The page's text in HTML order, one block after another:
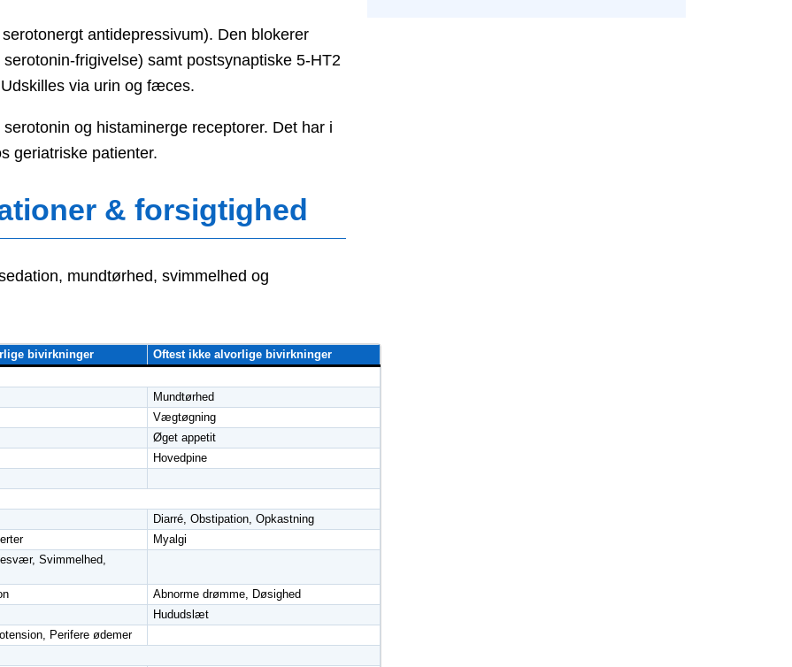
antidepressivum). Den blokerer
frigivelse) samt postsynaptiske 5-HT2
via urin og fæces.
og histaminerge receptorer. Det har i
geriatriske patienter.
& forsigtighed
mundtørhed, svimmelhed og
bivirkninger
Oftest ikke alvorlige bivirkninger
Mundtørhed
Vægtøgning
Øget appetit
Hovedpine
Diarré, Obstipation, Opkastning
Myalgi
Svimmelhed,
Abnorme drømme, Døsighed
Hududslæt
Perifere ødemer